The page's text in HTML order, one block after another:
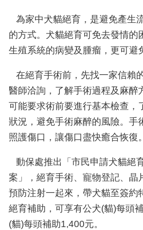
為家中犬貓絕育，是避免產生
的方式。犬貓絕育可免去發情的
生殖系統的病變及腫瘤，更可避
在絕育手術前，先找一家信賴
醫師洽詢，了解手術過程及麻醉
可能要求術前要進行基本檢查，
狀況，避免手術麻醉的風險。手
照護傷口，讓傷口盡快癒合恢
動保處推出「市民申請犬貓絕
案」，絕育手術、寵物登記、晶
預防注射一起來，帶犬貓至簽約
絕育補助，可享有公犬(貓)每頭
(貓)每頭補助1,400元。